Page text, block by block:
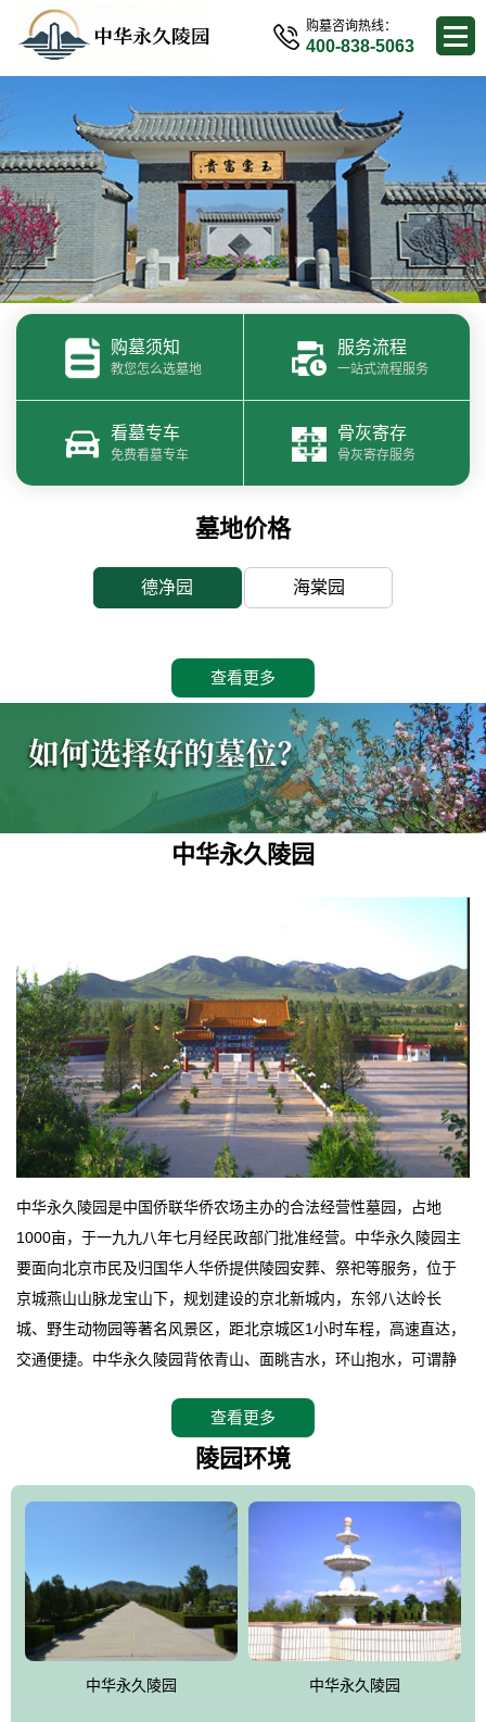
购墓咨询热线：
400-838-5063
购墓须知
教您怎么选墓地
服务流程
一站式流程服务
看墓专车
免费看墓专车
骨灰寄存
骨灰寄存服务
墓地价格
德净园 海棠园
查看更多
中华永久陵园
中华永久陵园是中国侨联华侨农场主办的合法经营性墓园，占地
1000亩，于一九九八年七月经民政部门批准经营。中华永久陵园主
要面向北京市民及归国华人华侨提供陵园安葬、祭祀等服务，位于
京城燕山山脉龙宝山下，规划建设的京北新城内，东邻八达岭长
城、野生动物园等著名风景区，距北京城区1小时车程，高速直达，
交通便捷。中华永久陵园背依青山、面眺吉水，环山抱水，可谓静
地。在总体设计上完全以中国传统文化作为前渠，由三条山脊环绕
而成，宛如一把太师椅，呈坐南朝北向，左青龙，右白虎，前朱
环绕挡住了外界的风吹，流动的生气遇到官厅的水又止住了，正好
符合山环水抱，藏风纳气的要求。中华永久陵园风景庄重典雅、气
势如宏，是华北地区最大的平川式墓园，陵园以皇家建筑风格为载
体吸取现代园林艺术之精华
查看更多
陵园环境
中华永久陵园 中华永久陵园